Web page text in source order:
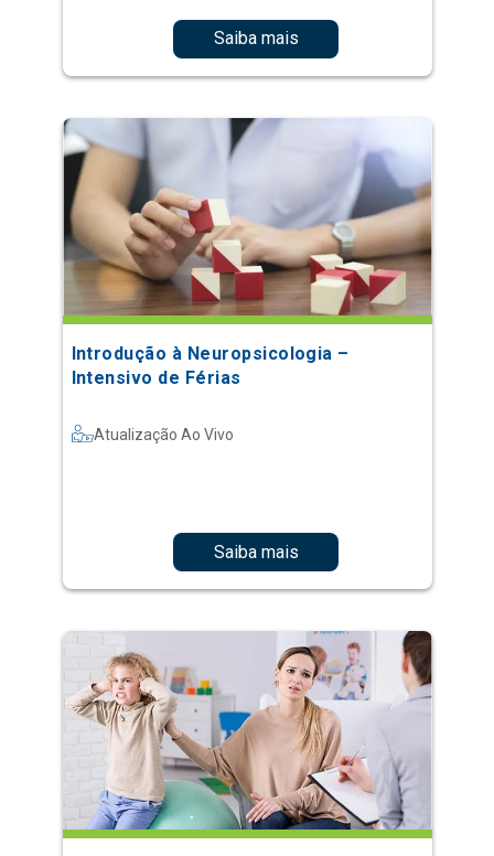
Saiba mais
Introdução à Neuropsicologia –
Intensivo de Férias
Atualização Ao Vivo
Saiba mais